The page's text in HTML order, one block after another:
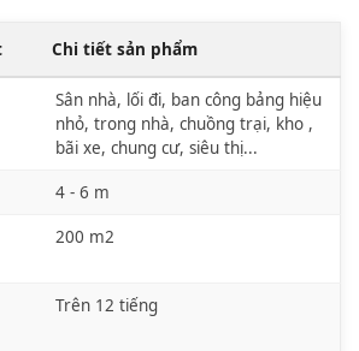
Chi tiết sản phẩm
Sân nhà, lối đi, ban công bảng hiệu
nhỏ, trong nhà, chuồng trại, kho ,
bãi xe, chung cư, siêu thị...
4 - 6 m
200 m2
Trên 12 tiếng